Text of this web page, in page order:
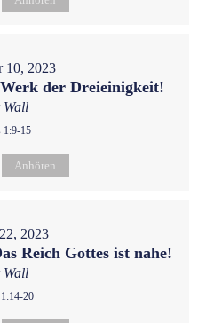
10, 2023
der Dreieinigkeit!
Wall
1:9-15
Anhören
2023
Reich Gottes ist nahe!
Wall
20